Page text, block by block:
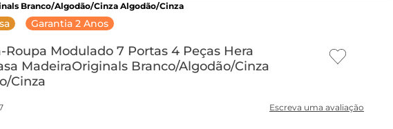
Branco/Algodão/Cinza Algodão/Cinza
Garantia 2 Anos
Roupa Modulado 7 Portas 4 Peças Hera
MadeiraOriginals Branco/Algodão/Cinza
Cinza